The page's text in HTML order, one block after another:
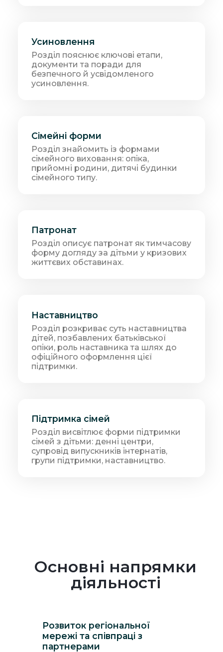
Усиновлення
Розділ пояснює ключові етапи,
документи та поради для
безпечного й усвідомленого
усиновлення.
Сімейні форми
Розділ знайомить із формами
сімейного виховання: опіка,
прийомні родини, дитячі будинки
сімейного типу.
Патронат
Розділ описує патронат як тимчасову
форму догляду за дітьми у кризових
життєвих обставинах.
Наставництво
Розділ розкриває суть наставництва
дітей, позбавлених батьківської
опіки, роль наставника та шлях до
офіційного оформлення цієї
підтримки.
Підтримка сімей
Розділ висвітлює форми підтримки
сімей з дітьми: денні центри,
супровід випускників інтернатів,
групи підтримки, наставництво.
Основні напрямки
діяльності
Розвиток регіональної
мережі та співпраці з
партнерами